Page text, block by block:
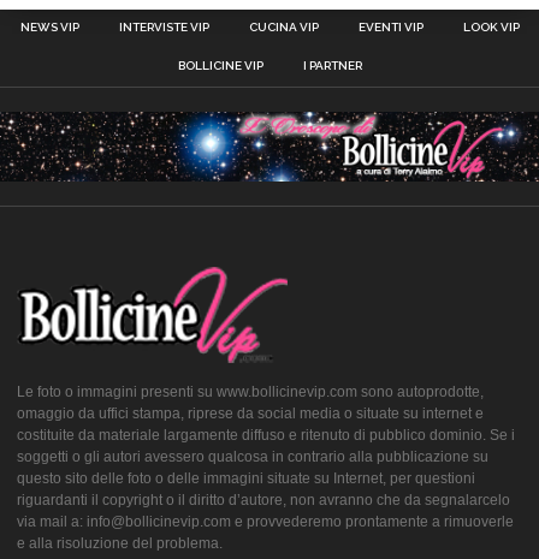
NEWS VIP INTERVISTE VIP CUCINA VIP EVENTI VIP LOOK VIP
BOLLICINE VIP I PARTNER
Le foto o immagini presenti su www.bollicinevip.com sono autoprodotte,
omaggio da uffici stampa, riprese da social media o situate su internet e
costituite da materiale largamente diffuso e ritenuto di pubblico dominio. Se i
soggetti o gli autori avessero qualcosa in contrario alla pubblicazione su
questo sito delle foto o delle immagini situate su Internet, per questioni
riguardanti il copyright o il diritto d’autore, non avranno che da segnalarcelo
via mail a: info@bollicinevip.com e provvederemo prontamente a rimuoverle
e alla risoluzione del problema.